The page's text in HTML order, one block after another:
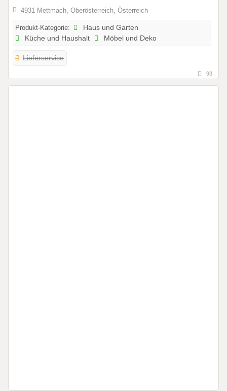
4931 Mettmach, Oberösterreich, Österreich
Produkt-Kategorie:
Haus und Garten
Küche und Haushalt
Möbel und Deko
Lieferservice
93